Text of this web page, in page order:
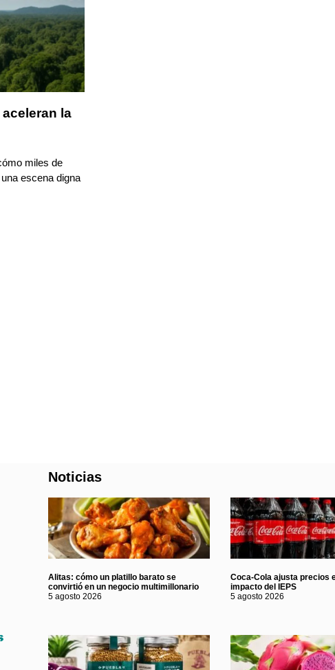
la
miles de
escena digna
Noticias
Alitas: cómo un platillo barato se
convirtió en un negocio multimillonario
5 agosto 2026
Coca-Cola ajusta precios
impacto del IEPS
5 agosto 2026